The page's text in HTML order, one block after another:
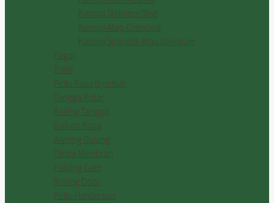
Kanopi Stainless Steel
Kanopi Atap Cremona
Kanopi Spandek Atau Galvalum
Pagar
Tralis
Pintu Kasa Nyamuk
Tangga Putar
Railing Tangga
Balkon Kaca
Awning Gulung
Tenda Membran
Folding Gate
Rolling Door
Pintu Henderson